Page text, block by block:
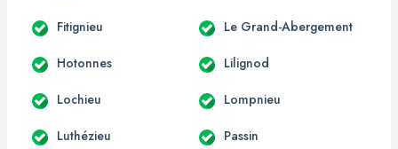
Fitignieu Le Grand-Abergement
Hotonnes Lilignod
Lochieu Lompnieu
Luthézieu Passin